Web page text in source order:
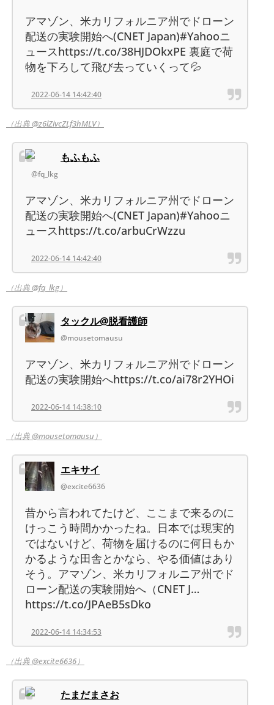
アマゾン、米カリフォルニア州でドローン
配送の実験開始へ(CNET Japan)#Yahooニ
ュースhttps://t.co/38HJDOkxPE 裏庭で荷
物を下ろして飛び去っていくって💦
2022-06-14 14:42:40
（出典 @z6lZivcZLf3hMLV）
もふもふ
@fq_lkg
アマゾン、米カリフォルニア州でドローン
配送の実験開始へ(CNET Japan)#Yahooニ
ュースhttps://t.co/arbuCrWzzu
2022-06-14 14:42:40
（出典 @fq_lkg）
タックル@脱看護師
@mousetomausu
アマゾン、米カリフォルニア州でドローン
配送の実験開始へhttps://t.co/ai78r2YHOi
2022-06-14 14:38:10
（出典 @mousetomausu）
エキサイ
@excite6636
昔から言われてたけど、ここまで来るのに
けっこう時間かかったね。日本では現実的
ではないけど、荷物を届けるのに何日もか
かるような田舎とかなら、やる価値はあり
そう。アマゾン、米カリフォルニア州でド
ローン配送の実験開始へ（CNET J…
https://t.co/JPAeB5sDko
2022-06-14 14:34:53
（出典 @excite6636）
たまだまさお